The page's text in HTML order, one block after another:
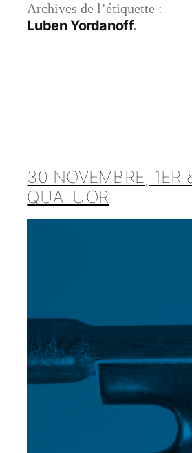
Archives de l’étiquette :
Luben Yordanoff
30 NOVEMBRE, 1ER
QUATUOR